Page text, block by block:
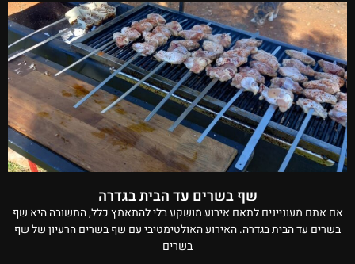
שף בשרים עד הבית בגדרה
אם אתם מעוניינים לתאם אירוע מושקע בלי להתאמץ כלל, התשובה היא שף
בשרים עד הבית בגדרה. האירוע האולטימטיבי עם שף בשרים הרעיון של שף
בשרים